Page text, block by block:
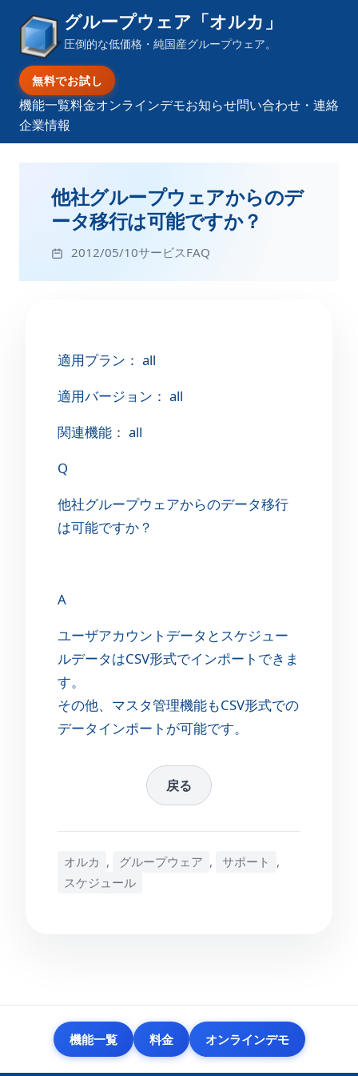
グループウェア「オルカ」
圧倒的な低価格・純国産グループウェア。
無料でお試し
機能一覧料金オンラインデモお知らせ問い合わせ・連絡
企業情報
他社グループウェアからのデ
ータ移行は可能ですか？
2012/05/10サービスFAQ
適用プラン： all
適用バージョン： all
関連機能： all
Q
他社グループウェアからのデータ移行
は可能ですか？
A
ユーザアカウントデータとスケジュー
ルデータはCSV形式でインポートできま
す。
その他、マスタ管理機能もCSV形式での
データインポートが可能です。
戻る
オルカ , グループウェア , サポート
,
スケジュール
機能一覧 料金 オンラインデモ